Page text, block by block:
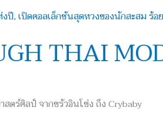
THAI
ตร์ศิลป์ จากขรัวอินโข่ง ถึง Crybaby